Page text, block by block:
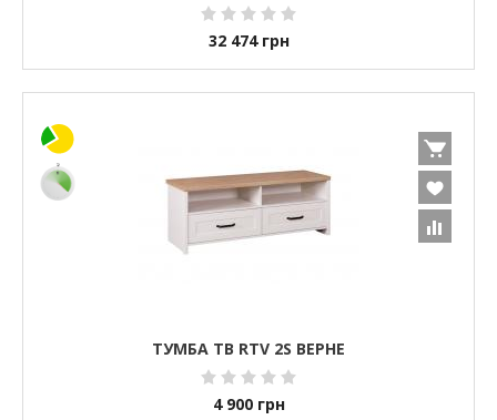
32 474 грн
ТУМБА ТВ RTV 2S ВЕРНЕ
4 900 грн